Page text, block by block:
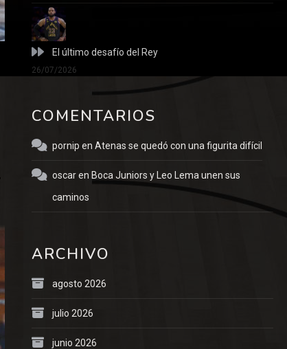
El último desafío del Rey
26/07/2026
COMENTARIOS
pornip en Atenas se quedó con una figurita difícil
oscaren Boca Juniors y Leo Lema unen sus
caminos
ARCHIVO
agosto 2026
julio 2026
junio 2026